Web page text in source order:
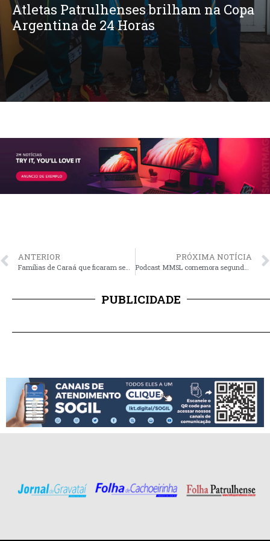
Atletas Patrulhenses brilham na Copa
Argentina de 24 Horas
ANTERIOR
Famílias de Caraá que ficaram sem casas no ciclone de 2023 ainda vivem de aluguel
PRÓXIMA NOTÍCIA
Podcast MMSL comemora segundo ano com show de Alma Gaudéria
PUBLICIDADE